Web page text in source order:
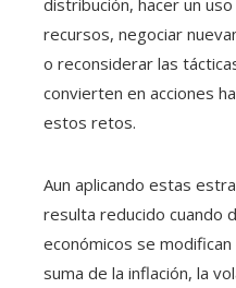
recursos, negociar
o reconsiderar las
convierten en acciones
estos retos.
Aun aplicando estas
resulta reducido cuando
económicos se
suma de la inflación, la